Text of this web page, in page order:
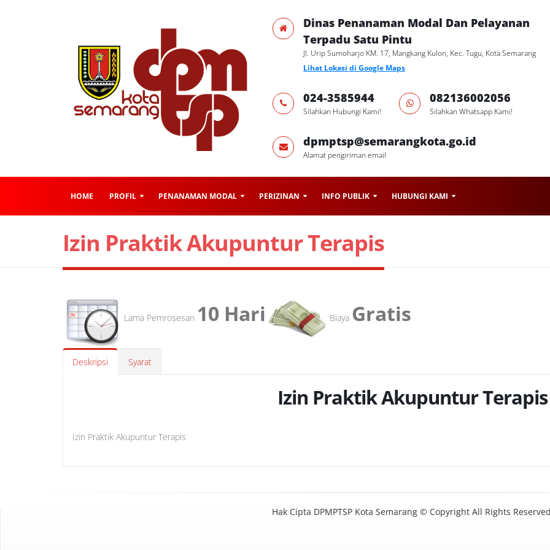
Dinas Penanaman Modal Dan Pelayanan
Terpadu Satu Pintu
Jl. Urip Sumoharjo KM. 17, Mangkang Kulon, Kec. Tugu, Kota Semarang
Lihat Lokasi di Google Maps
024-3585944
Silahkan Hubungi Kami!
082136002056
Silahkan Whatsapp Kami!
dpmptsp@semarangkota.go.id
Alamat pengiriman email
HOME PROFIL PENANAMAN MODAL PERIZINAN INFO PUBLIK HUBUNGI KAMI
Izin Praktik Akupuntur Terapis
Lama Pemrosesan 10 Hari Biaya Gratis
Deskripsi Syarat
Izin Praktik Akupuntur Terapis
Izin Praktik Akupuntur Terapis
Hak Cipta DPMPTSP Kota Semarang © Copyright All Rights